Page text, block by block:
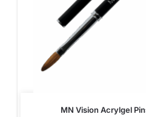
MN Vision Acrylgel